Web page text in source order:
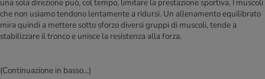
una sola direzione può, col tempo, limitare la prestazione sportiva. I muscoli
che non usiamo tendono lentamente a ridursi. Un allenamento equilibrato
mira quindi a mettere sotto sforzo diversi gruppi di muscoli, tende a
stabilizzare il tronco e unisce la resistenza alla forza.
(Continuazione in basso...)